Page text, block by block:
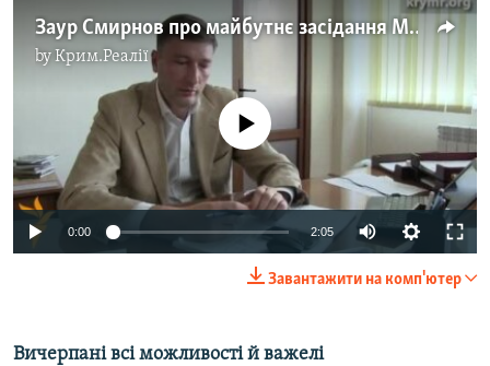
Заур Смирнов про майбутнє засідання Меджлісу
byКрим.Реалії
No media source currently available
0:00 2:05
Завантажити на комп'ютер
Вичерпані всі можливості й важелі